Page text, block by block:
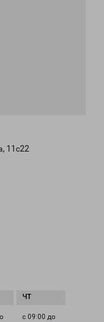
11с22
с 09:00 до